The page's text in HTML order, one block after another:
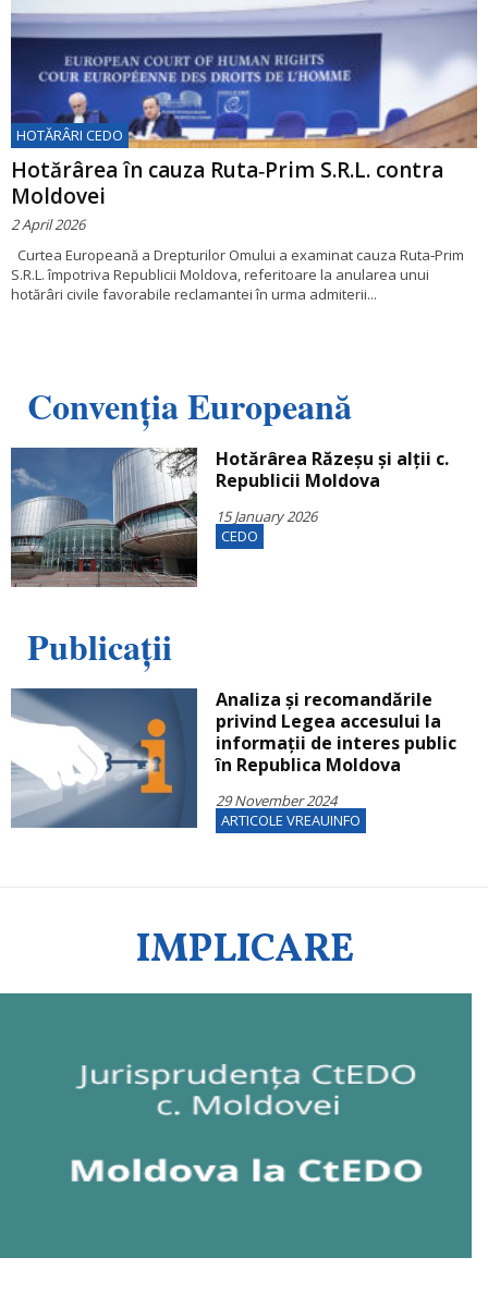
HOTĂRÂRI CEDO
Hotărârea în cauza Ruta‑Prim S.R.L. contra
Moldovei
2 April 2026
Curtea Europeană a Drepturilor Omului a examinat cauza Ruta‑Prim
S.R.L. împotriva Republicii Moldova, referitoare la anularea unui
hotărâri civile favorabile reclamantei în urma admiterii...
Convenția Europeană
Hotărârea Răzeșu și alții c.
Republicii Moldova
15 January 2026
CEDO
Publicații
Analiza și recomandările
privind Legea accesului la
informații de interes public
în Republica Moldova
29 November 2024
ARTICOLE VREAUINFO
IMPLICARE